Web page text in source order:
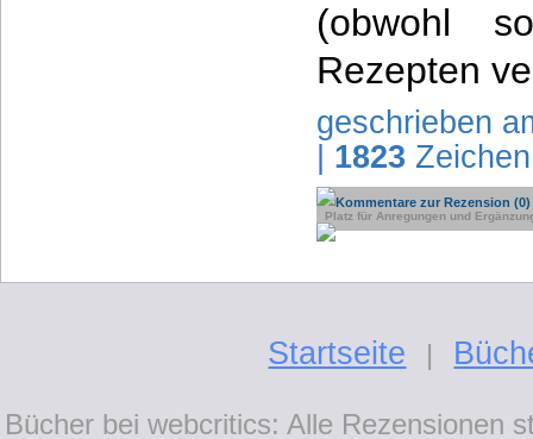
(obwohl
Rezepten
geschrieben
1823 Zeichen
Kommentare zur Rezension (0)
Platz für Anregungen und
Startseite |
Bücher bei webcritics: Alle Rezensionen